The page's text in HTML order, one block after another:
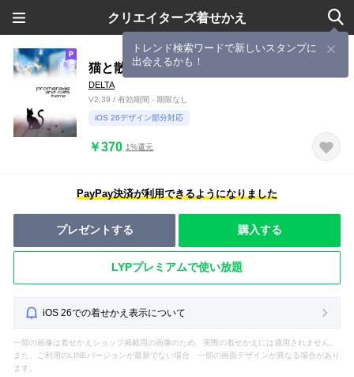
クリエイターズ着せかえ
トレンド検索ワードで新しいスタンプに
出会えるかも！
猫と散歩道
DELTA
V2.39 / 有効期間 - 期限なし
iOS 26デザイン部分対応
￥370 1%還元
PayPay決済が利用できるようになりました
プレゼントする 購入する
LYPプレミアムで使い放題
iOS 26での着せかえ表示について
一部の画像は着せかえショップ掲載用の画像のため、実際の着せかえには適用されません。
また、ご利用のLINEバージョンが最新でない場合、一部の画面デザインが異なる場合があり
ます。